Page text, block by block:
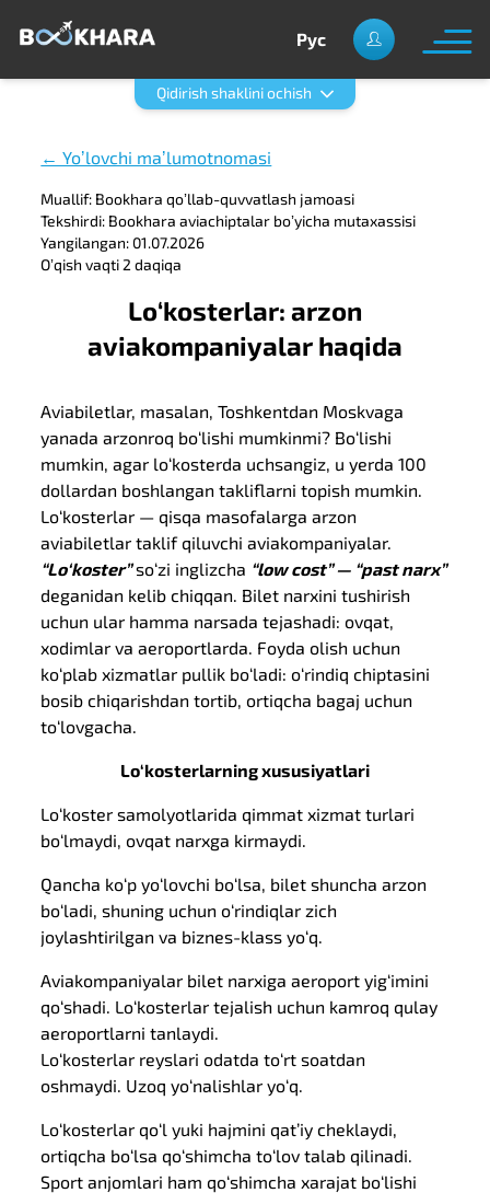
Рус
Qidirish shaklini ochish
← Yoʼlovchi maʼlumotnomasi
Muallif: Bookhara qoʼllab-quvvatlash jamoasi
Tekshirdi: Bookhara aviachiptalar boʼyicha mutaxassisi
Yangilangan: 01.07.2026
Oʼqish vaqti 2 daqiqa
Lo‘kosterlar: arzon
aviakompaniyalar haqida
Aviabiletlar, masalan, Toshkentdan Moskvaga
yanada arzonroq bo‘lishi mumkinmi? Bo‘lishi
mumkin, agar lo‘kosterda uchsangiz, u yerda 100
dollardan boshlangan takliflarni topish mumkin.
Lo‘kosterlar — qisqa masofalarga arzon
aviabiletlar taklif qiluvchi aviakompaniyalar.
“Lo‘koster”so‘zi inglizcha “low cost” — “past narx”
deganidan kelib chiqqan. Bilet narxini tushirish
uchun ular hamma narsada tejashadi: ovqat,
xodimlar va aeroportlarda. Foyda olish uchun
ko‘plab xizmatlar pullik bo‘ladi: o‘rindiq chiptasini
bosib chiqarishdan tortib, ortiqcha bagaj uchun
to‘lovgacha.
Lo‘kosterlarning xususiyatlari
Lo‘koster samolyotlarida qimmat xizmat turlari
bo‘lmaydi, ovqat narxga kirmaydi.
Qancha ko‘p yo‘lovchi bo‘lsa, bilet shuncha arzon
bo‘ladi, shuning uchun o‘rindiqlar zich
joylashtirilgan va biznes-klass yo‘q.
Aviakompaniyalar bilet narxiga aeroport yig‘imini
qo‘shadi. Lo‘kosterlar tejalish uchun kamroq qulay
aeroportlarni tanlaydi.
Lo‘kosterlar reyslari odatda to‘rt soatdan
oshmaydi. Uzoq yo‘nalishlar yo‘q.
Lo‘kosterlar qo‘l yuki hajmini qat’iy cheklaydi,
ortiqcha bo‘lsa qo‘shimcha to‘lov talab qilinadi.
Sport anjomlari ham qo‘shimcha xarajat bo‘lishi